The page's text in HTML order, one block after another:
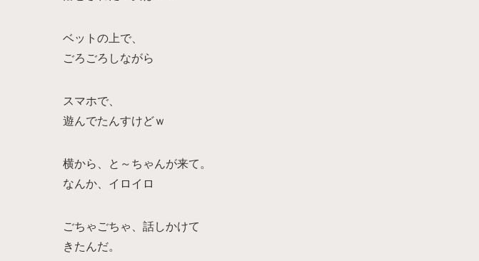
ベットの上で、
ごろごろしながら
スマホで、
遊んでたんすけどｗ
横から、と～ちゃんが来て。
なんか、イロイロ
ごちゃごちゃ、話しかけて
きたんだ。